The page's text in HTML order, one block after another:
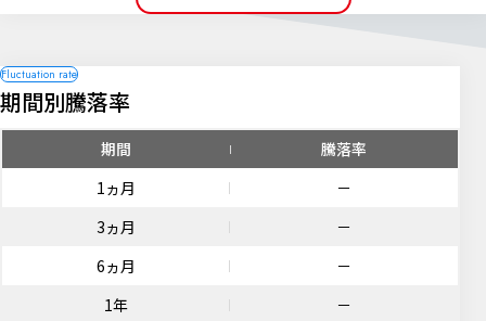
期間別騰落率
期間
騰落率
1ヵ月
－
3ヵ月
－
6ヵ月
－
1年
－